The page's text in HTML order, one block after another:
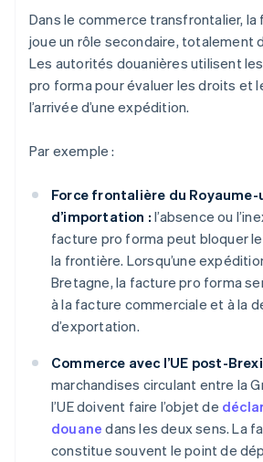
Dans le commerce transfrontalier,
joue un rôle secondaire, totalement
Les autorités douanières utilisent
pro forma pour évaluer les droits et
l’arrivée d’une expédition.
Par exemple :
Force frontalière du
d’importation : l’absence ou
facture pro forma peut bloquer
la frontière. Lorsqu’une
Bretagne, la facture pro forma
à la facture commerciale et à la
d’exportation.
Commerce avec l’UE post-
marchandises circulant entre la
l’UE doivent faire l’objet de
douane dans les deux sens. La
constitue souvent le point de